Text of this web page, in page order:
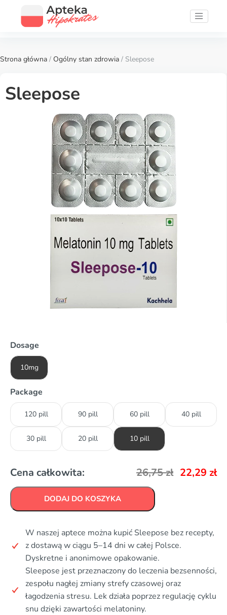
Strona główna / Ogólny stan zdrowia / Sleepose
Sleepose
Dosage
10mg
Package
120 pill 90 pill 60 pill 40 pill
30 pill 20 pill 10 pill
Cena całkowita: 26,75zł 22,29 zł
DODAJ DO KOSZYKA
W naszej aptece można kupić Sleepose bez recepty,
z dostawą w ciągu 5–14 dni w całej Polsce.
Dyskretne i anonimowe opakowanie.
Sleepose jest przeznaczony do leczenia bezsenności,
zespołu nagłej zmiany strefy czasowej oraz
łagodzenia stresu. Lek działa poprzez regulację cyklu
snu dzięki zawartości melatoniny.